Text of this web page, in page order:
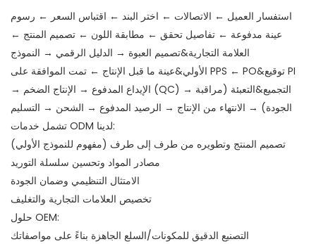
استفسار العميل ← الاتصالات ← اختر البند ← اقتباس السعر ← رسوم
عينة مدفوعة ← تفاصيل تحقق ← مطابقة اللون ← تصميم المنتج ←
العلامة التجارية&تصميم العبوة → الدليل الرقمي → النموذج
الأولي&عينة ما قبل الإنتاج ← تمت الموافقة على PPS ← PO&توقيع PI
→ الإيداع المدفوع → الإنتاج الضخم (QC) → التجميع&التعبئة (مراقبة
الجودة) → الانتهاء من الإنتاج → الرصيد المدفوع → الشحن → التسليم
تشمل خدمات ODM لدينا:
تصميم المنتج وتطويره من طرف إلى طرف (مفهوم للنموذج الأولي)
مصادر المواد وتحسين سلسلة التوريد
الامتثال التنظيمي وضمان الجودة
تخصيص العلامات التجارية والتغليف
حلول OEM:
التصنيع الدقيق للمكونات/السلع الجاهزة بناءً على مواصفاتك